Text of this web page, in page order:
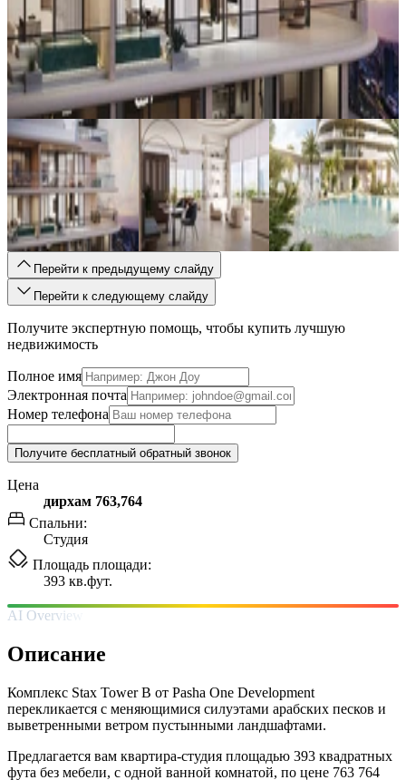
Перейти к предыдущему слайду
Перейти к следующему слайду
Получите экспертную помощь, чтобы купить лучшую
недвижимость
Полное имя
Электронная почта
Номер телефона
Получите бесплатный обратный звонок
Цена
дирхам 763,764
Спальни:
Студия
Площадь площади:
393 кв.фут.
AI Overview
Описание
Комплекс Stax Tower B от Pasha One Development
перекликается с меняющимися силуэтами арабских песков и
выветренными ветром пустынными ландшафтами.
Предлагается вам квартира-студия площадью 393 квадратных
фута без мебели, с одной ванной комнатой, по цене 763 764